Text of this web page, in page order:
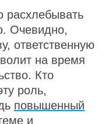
расхлебывать
Очевидно,
ответственную
на время
Кто
роль,
повышенный
и